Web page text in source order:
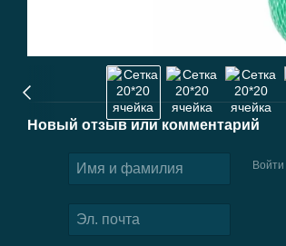
Новый отзыв или комментарий